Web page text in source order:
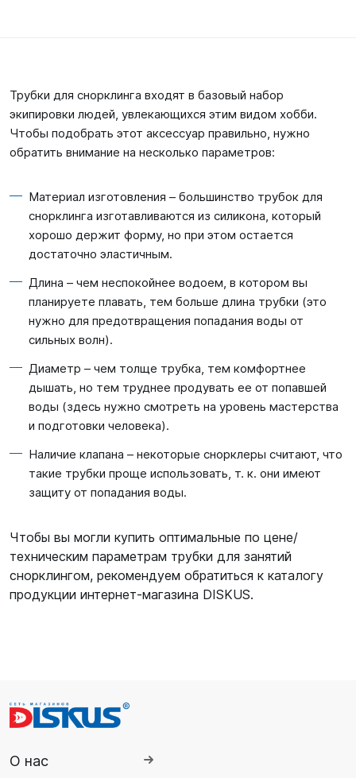
Трубки для снорклинга входят в базовый набор
экипировки людей, увлекающихся этим видом хобби.
Чтобы подобрать этот аксессуар правильно, нужно
обратить внимание на несколько параметров:
Материал изготовления – большинство трубок для
снорклинга изготавливаются из силикона, который
хорошо держит форму, но при этом остается
достаточно эластичным.
Длина – чем неспокойнее водоем, в котором вы
планируете плавать, тем больше длина трубки (это
нужно для предотвращения попадания воды от
сильных волн).
Диаметр – чем толще трубка, тем комфортнее
дышать, но тем труднее продувать ее от попавшей
воды (здесь нужно смотреть на уровень мастерства
и подготовки человека).
Наличие клапана – некоторые снорклеры считают, что
такие трубки проще использовать, т. к. они имеют
защиту от попадания воды.
Чтобы вы могли купить оптимальные по цене/
техническим параметрам трубки для занятий
снорклингом, рекомендуем обратиться к каталогу
продукции интернет-магазина DISKUS.
О нас